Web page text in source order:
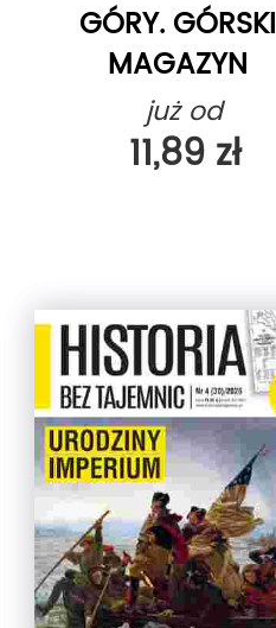
GÓRY. GÓRSKI
MAGAZYN
SPORTOWY
już od
11,89 zł